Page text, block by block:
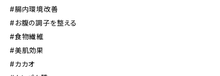
#腸内環境改善
#お腹の調子を整える
#食物繊維
#美肌効果
#カカオ